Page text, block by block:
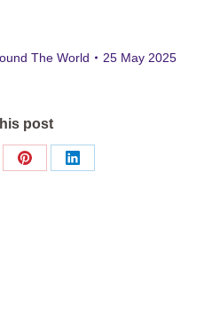
The World 25 May 2025
post
Share
Share